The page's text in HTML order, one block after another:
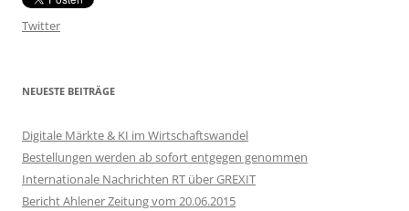
Twitter
NEUESTE BEITRÄGE
Digitale Märkte & KI im Wirtschaftswandel
Bestellungen werden ab sofort entgegen genommen
Internationale Nachrichten RT über GREXIT
Bericht Ahlener Zeitung vom 20.06.2015